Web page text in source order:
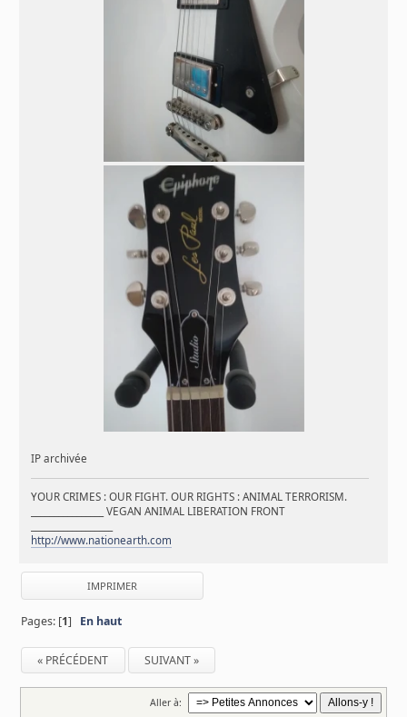
IP archivée
YOUR CRIMES : OUR FIGHT. OUR RIGHTS : ANIMAL TERRORISM.
________________ VEGAN ANIMAL LIBERATION FRONT
http://www.nationearth.com
IMPRIMER
Pages: [1] En haut
« PRÉCÉDENT SUIVANT »
Aller à: